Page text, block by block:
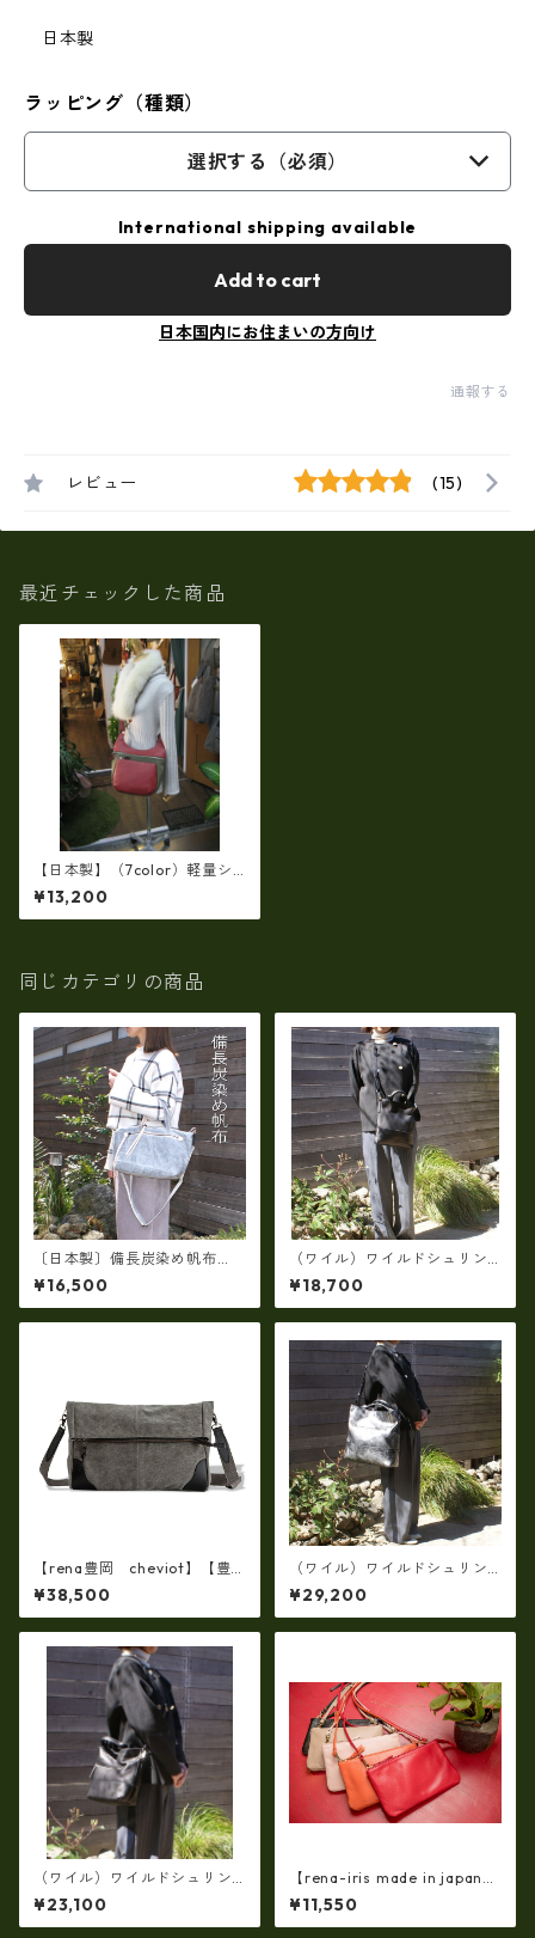
日本製
ラッピング（種類）
選択する（必須）
International shipping available
Add to cart
日本国内にお住まいの方向け
通報する
レビュー (15)
最近チェックした商品
【日本製】（7color）軽量シ
ュリンク牛革製品・斜めがけ
ショルダー(旅行に最適）ir-25
¥13,200
同じカテゴリの商品
〔日本製〕備長炭染め帆布
（倉敷帆布・タケヤリ社製）
ユニセックス2WAYショルダー
トート LY-120190
¥16,500
（ワイル）ワイルドシュリン
クレザー2WAYショルダーバッ
グ ・スマートサイズ（日本
製）RM-210455
¥18,700
【rena豊岡 cheviot】【豊
岡製・火山灰+松墨手染め】8
号帆布・口折り斜め掛けショ
ルダー FB-103
¥38,500
（ワイル）ワイルドシュリン
クレザー2WAYショルダーバッ
グ XL（日本製）RM-210452
¥29,200
（ワイル）ワイルドシュリン
クレザー2WAYショルダーバッ
グ（日本製）RM-210451
¥23,100
【rena-iris made in japan】
【日本製】（10color）素上
げ・オイルレザー ポシェッ
ト・ミニショルダーバッグ r
¥11,550